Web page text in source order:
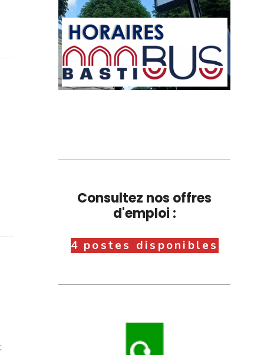
Consultez nos offres
d'emploi :
4 postes disponibles